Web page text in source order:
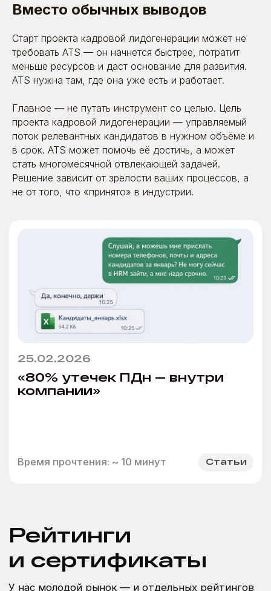
Вместо обычных выводов
Старт проекта кадровой лидогенерации может не
требовать ATS — он начнется быстрее, потратит
меньше ресурсов и даст основание для развития.
ATS нужна там, где она уже есть и работает.
Главное — не путать инструмент со целью. Цель
проекта кадровой лидогенерации — управляемый
поток релевантных кандидатов в нужном объёме и
в срок. ATS может помочь её достичь, а может
стать многомесячной отвлекающей задачей.
Решение зависит от зрелости ваших процессов, а
не от того, что «принято» в индустрии.